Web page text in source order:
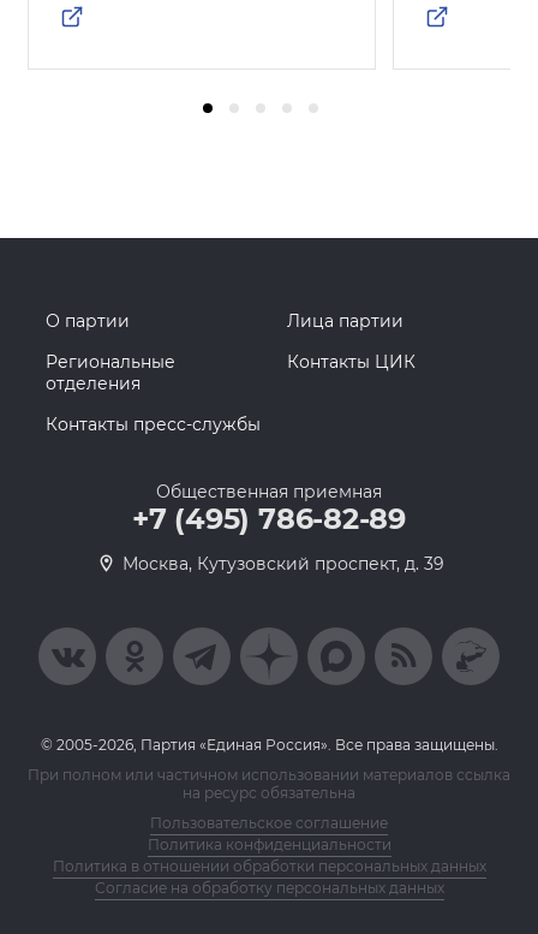
О партии
Лица партии
Региональные
отделения
Контакты ЦИК
Контакты пресс-службы
Общественная приемная
+7 (495) 786-82-89
Москва, Кутузовский проспект, д. 39
© 2005-2026, Партия «Единая Россия». Все права защищены.
При полном или частичном использовании материалов ссылка
на ресурс обязательна
Пользовательское соглашение
Политика конфиденциальности
Политика в отношении обработки персональных данных
Согласие на обработку персональных данных